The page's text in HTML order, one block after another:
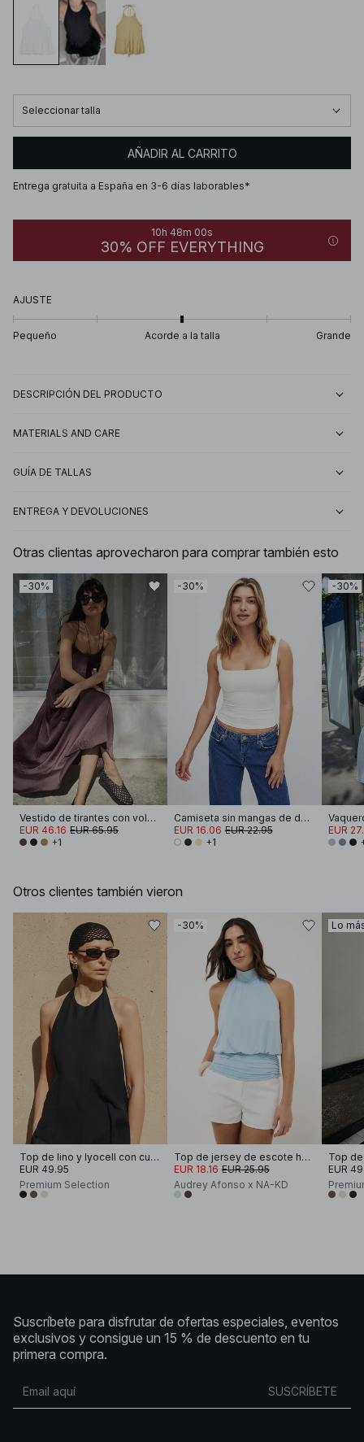
Seleccionar talla
AÑADIR AL CARRITO
Entrega gratuita a España en 3-6 días laborables*
10h 48m 00s
30% OFF EVERYTHING
AJUSTE
Pequeño Acorde a la talla Grande
DESCRIPCIÓN DEL PRODUCTO
MATERIALS AND CARE
GUÍA DE TALLAS
ENTREGA Y DEVOLUCIONES
Otras clientas aprovecharon para comprar también esto
-30%
Vestido de tirantes con volúmenes fruncidos
EUR 46.16 EUR 65.95
+1
-30%
Camiseta sin mangas de doble pliegue
EUR 16.06 EUR 22.95
+1
-30%
EUR
Otros clientes también vieron
Top de lino y lyocell con cuello halter
EUR 49.95
Premium Selection
-30%
Top de jersey de escote halter y espalda abierta
EUR 18.16 EUR 25.95
Audrey Afonso x NA-KD
Lo
EUR
Suscríbete para disfrutar de ofertas especiales, eventos
exclusivos y consigue un 15 % de descuento en tu
primera compra.
SUSCRÍBETE